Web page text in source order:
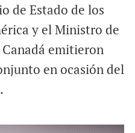
de Estado de los
y el Ministro de
emitieron
en ocasión del